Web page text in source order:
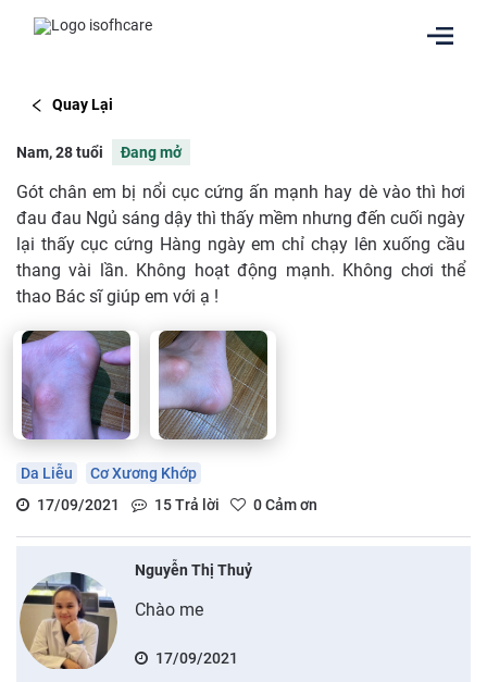
Quay Lại
Nam, 28 tuổi Đang mở
Gót chân em bị nổi cục cứng ấn mạnh hay dè vào thì hơi
đau đau Ngủ sáng dậy thì thấy mềm nhưng đến cuối ngày
lại thấy cục cứng Hàng ngày em chỉ chạy lên xuống cầu
thang vài lần. Không hoạt động mạnh. Không chơi thể
thao Bác sĩ giúp em với ạ !
Da Liễu
Cơ Xương Khớp
17/09/2021
15Trả lời 0Cảm ơn
Nguyễn Thị Thuỷ
Chào me
17/09/2021